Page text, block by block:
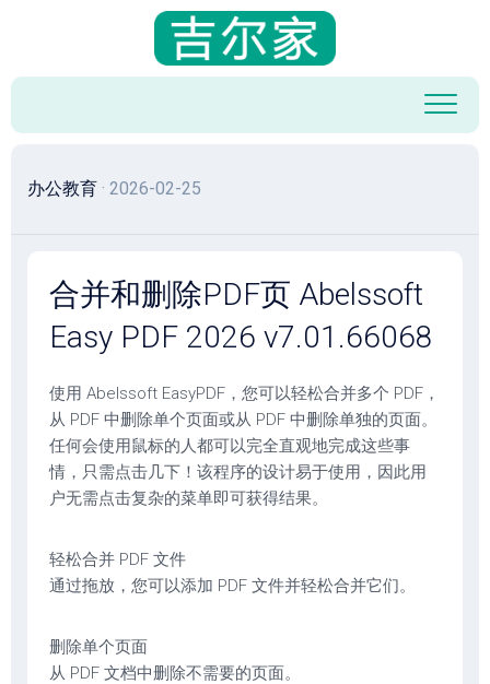
容
办公教育 · 2026-02-25
合并和删除PDF页 Abelssoft
Easy PDF 2026 v7.01.66068
使用 Abelssoft EasyPDF，您可以轻松合并多个 PDF，
从 PDF 中删除单个页面或从 PDF 中删除单独的页面。
任何会使用鼠标的人都可以完全直观地完成这些事
情，只需点击几下！该程序的设计易于使用，因此用
户无需点击复杂的菜单即可获得结果。
轻松合并 PDF 文件
通过拖放，您可以添加 PDF 文件并轻松合并它们。
删除单个页面
从 PDF 文档中删除不需要的页面。